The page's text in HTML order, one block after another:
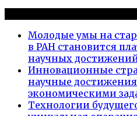
Молодые умы на
в РАН становится
научных
Инновационные
научные
экономическими
Технологии